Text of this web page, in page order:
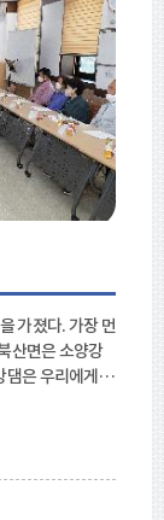
가졌다. 가장 먼
산면은 소양강
은 우리에게
하겠다.”라고
1동은 그 중심